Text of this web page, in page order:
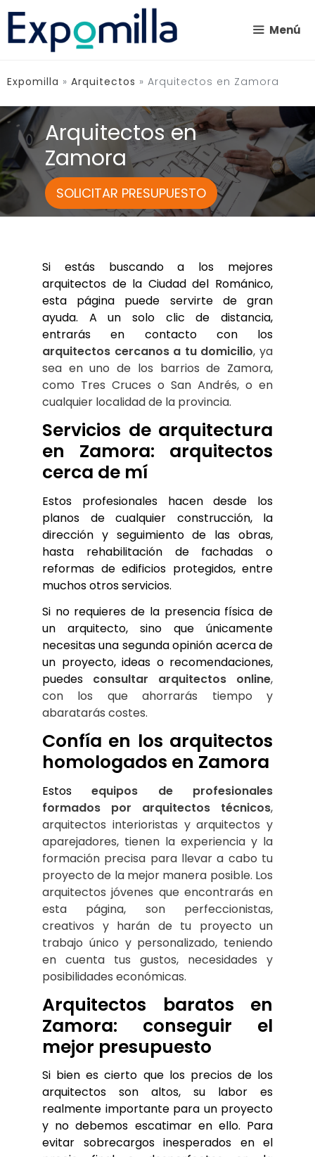
Saltar
contenido
Menú
Expomilla » Arquitectos » Arquitectos en Zamora
Arquitectos en
Zamora
SOLICITAR PRESUPUESTO
Si estás buscando a los mejores
arquitectos de la Ciudad del Románico,
esta página puede servirte de gran
ayuda. A un solo clic de distancia,
entrarás en contacto con los
arquitectos cercanos a tu domicilio, ya
sea en uno de los barrios de Zamora,
como Tres Cruces o San Andrés, o en
cualquier localidad de la provincia.
Servicios de arquitectura
en Zamora: arquitectos
cerca de mí
Estos profesionales hacen desde los
planos de cualquier construcción, la
dirección y seguimiento de las obras,
hasta rehabilitación de fachadas o
reformas de edificios protegidos, entre
muchos otros servicios.
Si no requieres de la presencia física de
un arquitecto, sino que únicamente
necesitas una segunda opinión acerca de
un proyecto, ideas o recomendaciones,
puedes consultar arquitectos online,
con los que ahorrarás tiempo y
abaratarás costes.
Confía en los arquitectos
homologados en Zamora
Estos equipos de profesionales
formados por arquitectos técnicos,
arquitectos interioristas y arquitectos y
aparejadores, tienen la experiencia y la
formación precisa para llevar a cabo tu
proyecto de la mejor manera posible. Los
arquitectos jóvenes que encontrarás en
esta página, son perfeccionistas,
creativos y harán de tu proyecto un
trabajo único y personalizado, teniendo
en cuenta tus gustos, necesidades y
posibilidades económicas.
Arquitectos baratos en
Zamora: conseguir el
mejor presupuesto
Si bien es cierto que los precios de los
arquitectos son altos, su labor es
realmente importante para un proyecto
y no debemos escatimar en ello. Para
evitar sobrecargos inesperados en el